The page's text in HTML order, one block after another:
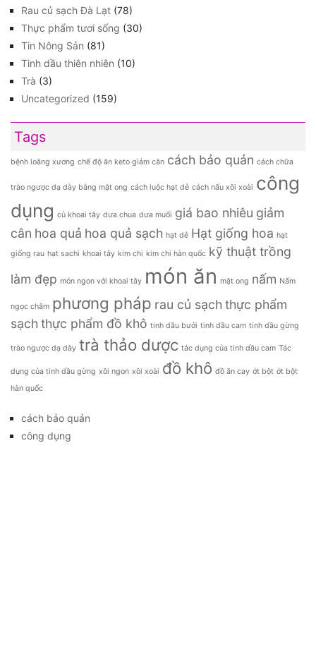
Rau củ sạch Đà Lạt (78)
Thực phẩm tươi sống (30)
Tin Nông Sản (81)
Tinh dầu thiên nhiên (10)
Trà (3)
Uncategorized (159)
Tags
bệnh loãng xương chế độ ăn keto giảm cân cách bảo quản cách chữa
trào ngược dạ dày bằng mật ong cách luộc hạt dẻ cách nấu xôi xoài công
dụng củ khoai tây dưa chua dưa muối giá bao nhiêu giảm
cân hoa quả hoa quả sạch hạt dẻ Hạt giống hoa hạt
giống rau hạt sachi khoai tây kim chi kim chi hàn quốc kỹ thuật trồng
làm đẹp món ngon với khoai tây món ăn mật ong nấm Nấm
ngọc châm phương pháp rau củ sạch thực phẩm
sạch thực phẩm đồ khô tinh dầu bưởi tinh dầu cam tinh dầu gừng
trào ngược dạ dày trà thảo dược tác dụng của tinh dầu cam Tác
dụng của tinh dầu gừng xôi ngon xôi xoài đồ khô đồ ăn cay ớt bột ớt bột
hàn quốc
cách bảo quản
công dụng